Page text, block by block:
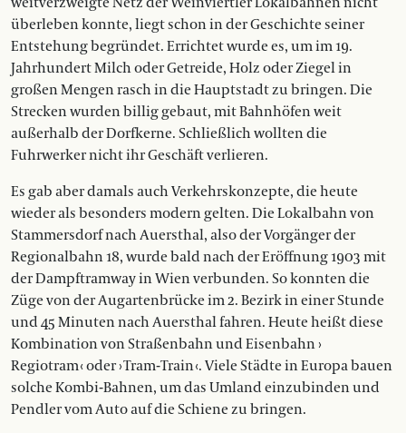
überleben konnte, liegt schon in der Geschichte seiner
Entstehung begründet. Errichtet wurde es, um im 19.
Jahrhundert Milch oder Getreide, Holz oder Ziegel in
großen Mengen rasch in die Hauptstadt zu bringen. Die
Strecken wurden billig gebaut, mit Bahnhöfen weit
außerhalb der Dorfkerne. Schließlich wollten die
Fuhrwerker nicht ihr Geschäft verlieren.
Es gab aber damals auch Verkehrskonzepte, die heute
wieder als besonders modern gelten. Die Lokalbahn von
Stammersdorf nach Auersthal, also der Vorgänger der
Regionalbahn 18, wurde bald nach der Eröffnung 1903 mit
der Dampftramway in Wien verbunden. So konnten die
Züge von der Augartenbrücke im 2. Bezirk in einer Stunde
und 45 Minuten nach Auersthal fahren. Heute heißt diese
Kombination von Straßenbahn und Eisenbahn ›
Regiotram ‹ oder › Tram-Train ‹. Viele Städte in Europa bauen
solche Kombi-Bahnen, um das Umland einzubinden und
Pendler vom Auto auf die Schiene zu bringen.